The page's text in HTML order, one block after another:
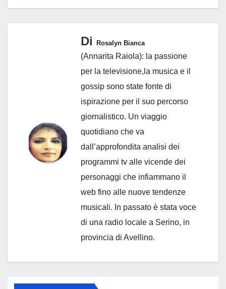
Di Rosalyn Bianca
(Annarita Raiola): la passione
per la televisione,la musica e il
gossip sono state fonte di
ispirazione per il suo percorso
giornalistico. Un viaggio
quotidiano che va
dall’approfondita analisi dei
programmi tv alle vicende dei
personaggi che infiammano il
web fino alle nuove tendenze
musicali. In passato è stata voce
di una radio locale a Serino, in
provincia di Avellino.